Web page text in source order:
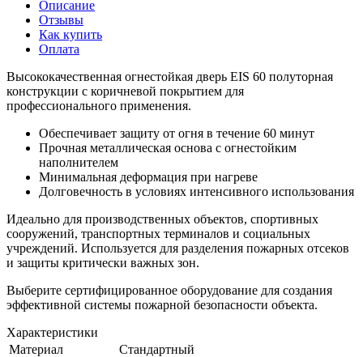
Описание
Отзывы
Как купить
Оплата
Высококачественная огнестойкая дверь EIS 60 полуторная
конструкции с коричневой покрытием для
профессионального применения.
Обеспечивает защиту от огня в течение 60 минут
Прочная металлическая основа с огнестойким
наполнителем
Минимальная деформация при нагреве
Долговечность в условиях интенсивного использования
Идеально для производственных объектов, спортивных
сооружений, транспортных терминалов и социальных
учреждений. Используется для разделения пожарных отсеков
и защиты критически важных зон.
Выберите сертифицированное оборудование для создания
эффективной системы пожарной безопасности объекта.
Характеристики
Материал
Стандартный